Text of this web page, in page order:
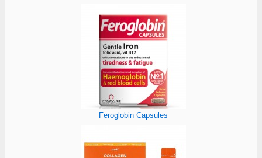
Feroglobin Capsules